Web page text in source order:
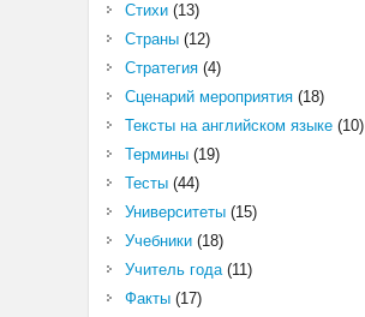
Стихи(13)
Страны(12)
Стратегия(4)
Сценарий мероприятия(18)
Тексты на английском языке(10)
Термины(19)
Тесты(44)
Университеты(15)
Учебники(18)
Учитель года(11)
Факты(17)